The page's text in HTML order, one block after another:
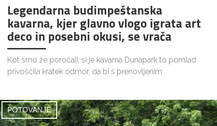
Legendarna budimpeštanska
kavarna, kjer glavno vlogo igrata art
deco in posebni okusi, se vrača
Kot smo že poročali, si je kavarna Dunapark to pomlad
privoščila kratek odmor, da bi s prenovljenim
POTOVANJE